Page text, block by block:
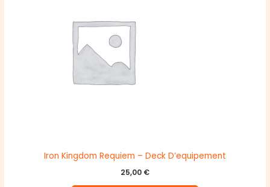
Iron Kingdom Requiem – Deck D’equipement
25,00 €